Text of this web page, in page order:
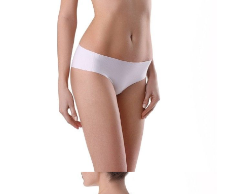
- tłoczona miseczka push-up, z zakładką, z fiszbinami;
- ramiączka odpinane z tyłu,
- dekoracyjna taśma po linii dekoltu,
- dekoracja na mostku.
1009010350350015
poliamid 61%; poliester 28%; elastan 11%
Podmiot odpowiedzialny
EuroTrade Tex Sp z o.o.
91-341, Łódź, Polska
+48 500-503-636
Ten produkt nie ma pytań Możesz zadać pytanie, klikając przycisk